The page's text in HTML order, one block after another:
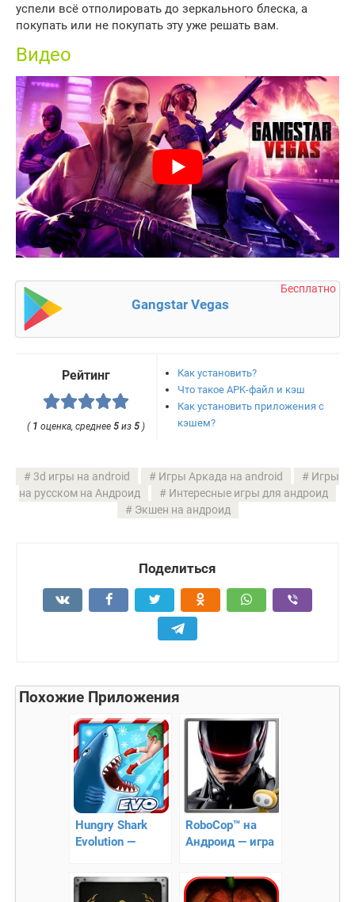
успели всё отполировать до зеркального блеска, а
покупать или не покупать эту уже решать вам.
Видео
Бесплатно
Gangstar Vegas
Рейтинг
( 1 оценка, среднее5 из5 )
Как установить?
Что такое APK-файл и кэш
Как установить приложения с
кэшем?
3d игры на android Игры Аркада на android
Игры
на русском на Андроид
Интересные игры для андроид
Экшен на андроид
Поделиться
Похожие Приложения
Hungry Shark
Evolution —
симулятор
акулы
RoboCop™ на
Андроид — игра